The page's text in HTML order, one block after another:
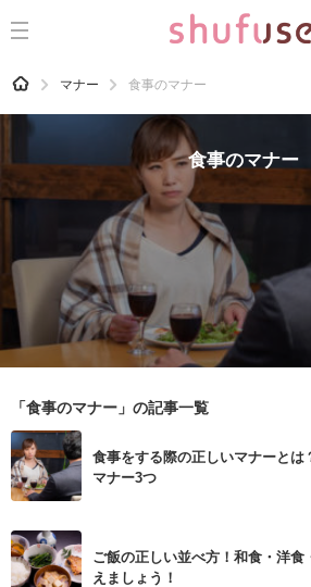
CATEGORY 記事カテゴリ
気になる
生活の知恵
掃除
マナー
食材辞典
おすすめ
HOME マナー 食事のマナー
食事のマナー
「食事のマナー」の記事一覧
食事をする際の正しいマナーとは
マナー3つ
ご飯の正しい並べ方！和食・洋
えましょう！